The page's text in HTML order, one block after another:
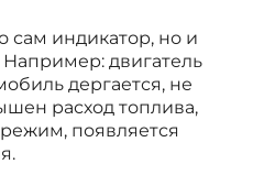
сам индикатор, но и
двигатель
дергается, не
расход топлива,
появляется